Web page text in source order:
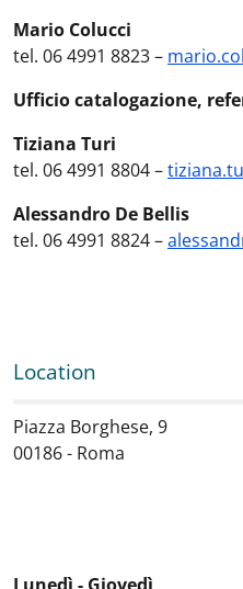
Mario Colucci
tel. 06 4991 8823 –
Ufficio catalogazione,
Tiziana Turi
tel. 06 4991 8804 –
Alessandro De Bellis
tel. 06 4991 8824 –
Location
Piazza Borghese, 9
00186 - Roma